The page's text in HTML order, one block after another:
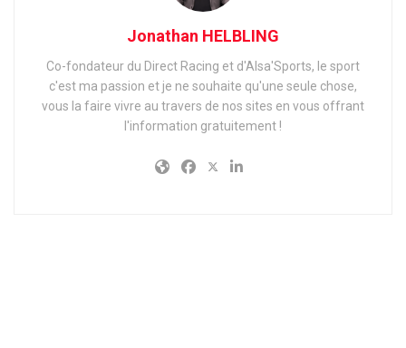
Jonathan HELBLING
Co-fondateur du Direct Racing et d'Alsa'Sports, le sport
c'est ma passion et je ne souhaite qu'une seule chose,
vous la faire vivre au travers de nos sites en vous offrant
l'information gratuitement !